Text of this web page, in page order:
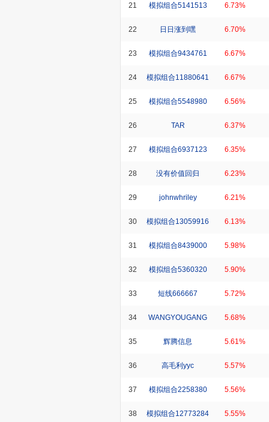
21 模拟组合5141513 6.73%
22 日日涨到嘿 6.70%
23 模拟组合9434761 6.67%
24 模拟组合11880641 6.67%
25 模拟组合5548980 6.56%
26 TAR 6.37%
27 模拟组合6937123 6.35%
28 没有价值回归 6.23%
29 johnwhriley 6.21%
30 模拟组合13059916 6.13%
31 模拟组合8439000 5.98%
32 模拟组合5360320 5.90%
33 短线666667 5.72%
34 WANGYOUGANG 5.68%
35 辉腾信息 5.61%
36 高毛利yyc 5.57%
37 模拟组合2258380 5.56%
38 模拟组合12773284 5.55%